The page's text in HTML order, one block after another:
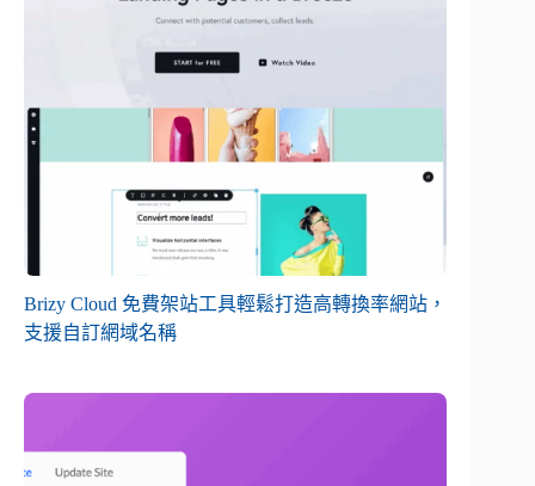
Brizy Cloud 免費架站工具輕鬆打造高轉換率網站，
支援自訂網域名稱